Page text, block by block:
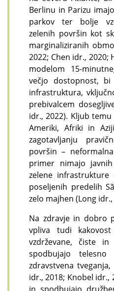
Berlinu in Parizu
parkov ter bolje
zelenih površin kot
marginaliziranih
2022; Chen idr., 2020;
modelom 15-
večjo dostopnost,
infrastruktura,
prebivalcem
idr., 2022). Kljub
Ameriki, Afriki in
zagotavljanju
površin –
primer nimajo
zelene
poseljenih predelih
zelo majhen (Long idr.,
Na zdravje in dobro
vpliva tudi
vzdrževane, čiste
spodbujajo telesno
zdravstvena
idr., 2018; Knobel idr.,